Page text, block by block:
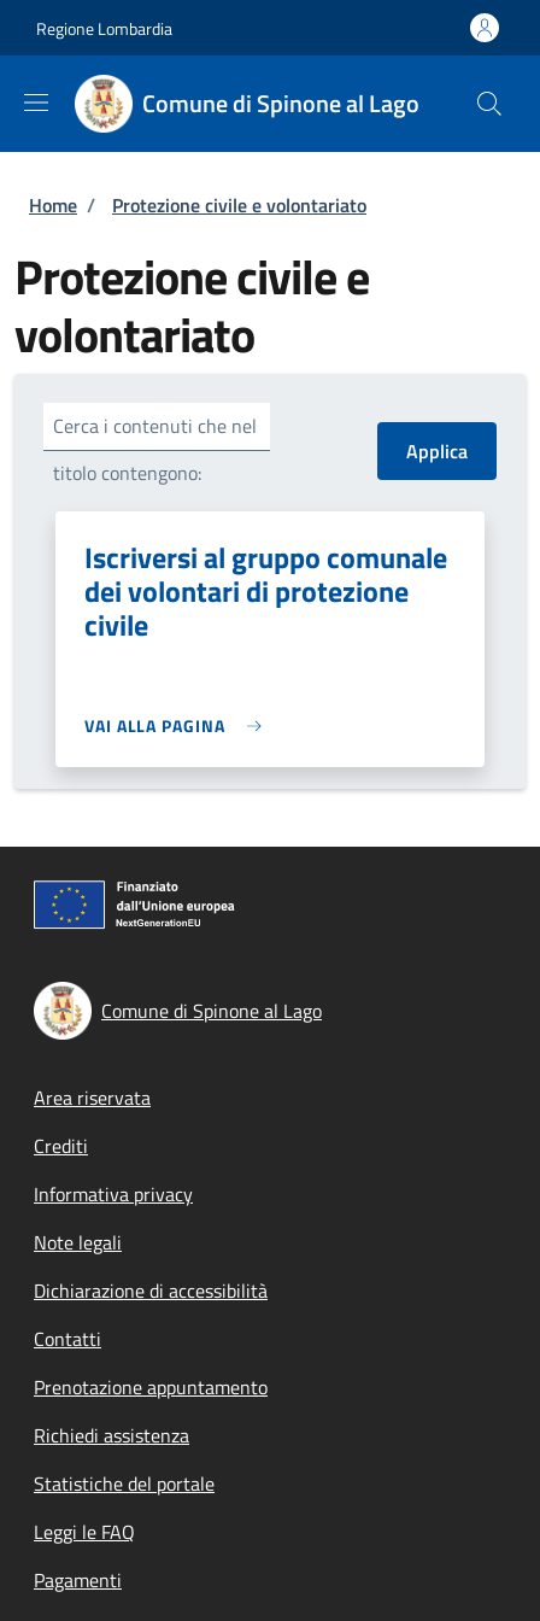
Regione Lombardia
Comune di Spinone al Lago
Briciole di pane
Home / Protezione civile e volontariato
Protezione civile e
volontariato
Cerca i contenuti che nel
titolo contengono:
Iscriversi al gruppo comunale
dei volontari di protezione
civile
VAI ALLA PAGINA
Comune di Spinone al Lago
Footer menu
Area riservata
Crediti
Informativa privacy
Note legali
Dichiarazione di accessibilità
Contatti
Prenotazione appuntamento
Richiedi assistenza
Statistiche del portale
Leggi le FAQ
Pagamenti